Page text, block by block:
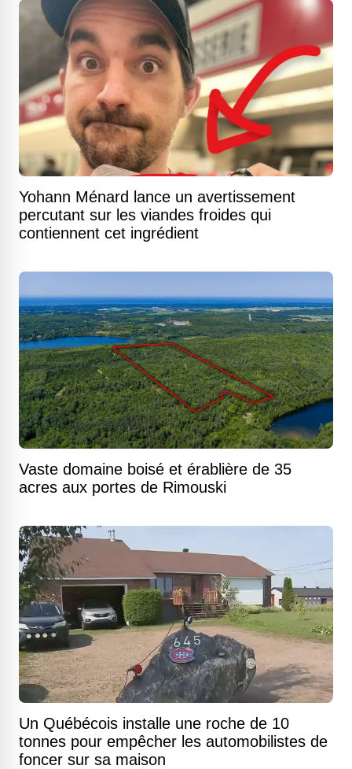
Yohann Ménard lance un avertissement
percutant sur les viandes froides qui
contiennent cet ingrédient
Vaste domaine boisé et érablière de 35
acres aux portes de Rimouski
Un Québécois installe une roche de 10
tonnes pour empêcher les automobilistes de
foncer sur sa maison